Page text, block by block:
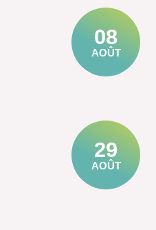
08
AOÛT
29
AOÛT